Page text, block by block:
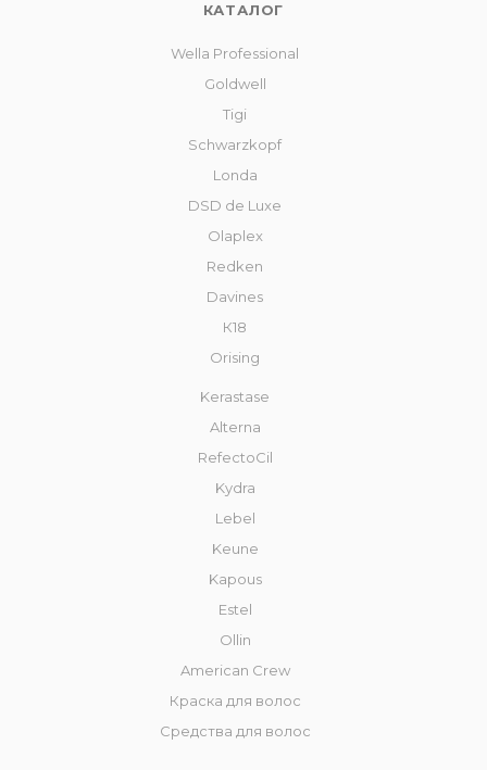
КАТАЛОГ
Wella Professional
Goldwell
Tigi
Schwarzkopf
Londa
DSD de Luxe
Olaplex
Redken
Davines
К18
Orising
Kerastase
Alterna
RefectoCil
Kydra
Lebel
Keune
Kapous
Estel
Ollin
American Crew
Краска для волос
Средства для волос